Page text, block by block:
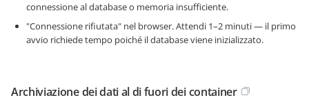
connessione al database o memoria insufficiente.
"Connessione rifiutata" nel browser. Attendi 1–2 minuti — il primo
avvio richiede tempo poiché il database viene inizializzato.
Archiviazione dei dati al di fuori dei container